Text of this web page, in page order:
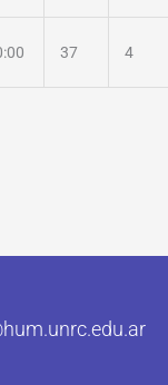
37 4